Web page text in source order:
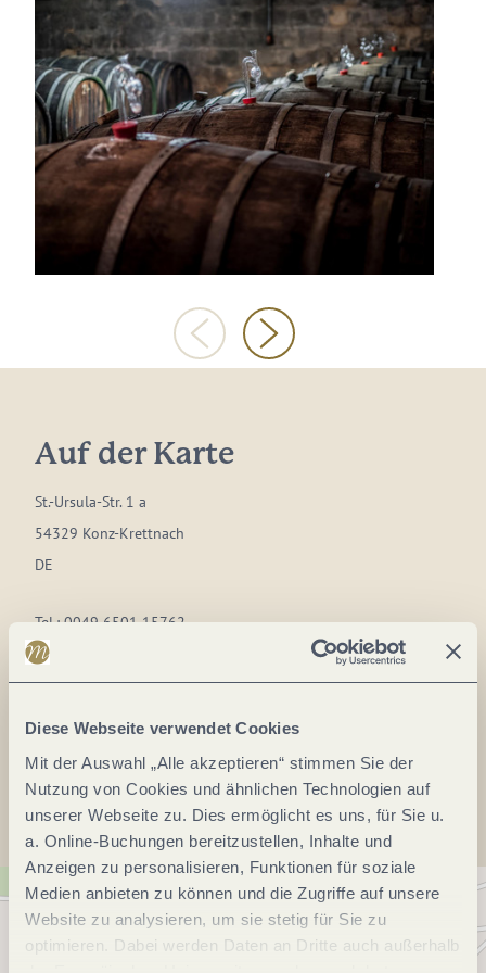
Diese Webseite verwendet Cookies
Mit der Auswahl „Alle akzeptieren“ stimmen Sie der
Nutzung von Cookies und ähnlichen Technologien auf
unserer Webseite zu. Dies ermöglicht es uns, für Sie u.
a. Online-Buchungen bereitzustellen, Inhalte und
Anzeigen zu personalisieren, Funktionen für soziale
Medien anbieten zu können und die Zugriffe auf unsere
Website zu analysieren, um sie stetig für Sie zu
optimieren. Dabei werden Daten an Dritte auch außerhalb
Auf der Karte
St.-Ursula-Str. 1 a
54329 Konz-Krettnach
DE
Tel.:0049 6501 15762
E-Mail:
Webseite:www.weingutmueller-saar.de
Anreise planen